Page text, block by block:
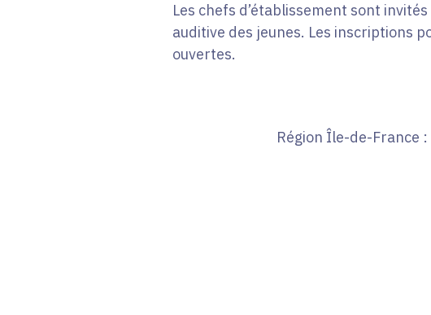
Les chefs d’établissement sont
auditive des jeunes. Les inscriptions
ouvertes.
Région Île-de-France